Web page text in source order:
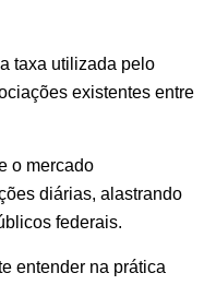
taxa utilizada pelo
existentes entre
o mercado
diárias, alastrando
federais.
entender na prática